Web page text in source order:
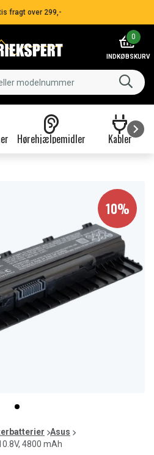
fragt over 299,-
0
INDKØBSKURV
Hørehjælpemidler Kabler
item
0
10%
Asus
4800 mAh